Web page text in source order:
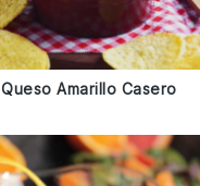
Amarillo Casero